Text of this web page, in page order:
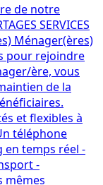
de notre
SERVICES
Ménager(ères)
pour rejoindre
ère, vous
de la
et flexibles à
téléphone
en temps réel -
-
mêmes